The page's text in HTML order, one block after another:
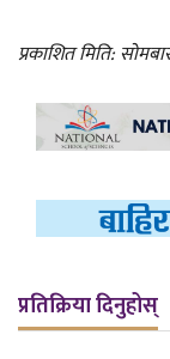
प्रकाशित मिति:
प्रतिक्रिया दिनुहोस्